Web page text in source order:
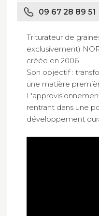
09 67 28 89 51
Triturateur de
exclusivement)
créée en 2006.
Son objectif :
une matière
rentrant dans une
développement